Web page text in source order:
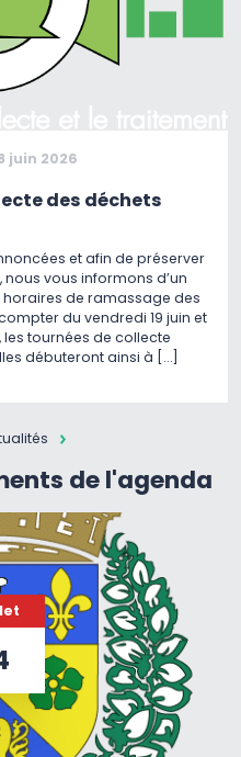
juin 2026
des déchets
et afin de préserver
vous informons d’un
de ramassage des
du vendredi 19 juin et
les tournées de collecte
débuteront ainsi à […]
de l'agenda